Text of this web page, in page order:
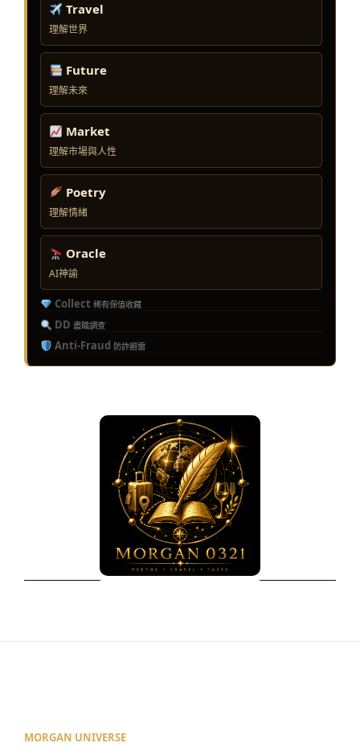
Travel
理解世界
Future
理解未來
Market
理解市場與人性
Poetry
理解情緒
Oracle
AI神諭
Collect 稀有保值收藏
DD 盡職調查
Anti-Fraud 防詐避雷
MORGAN UNIVERSE